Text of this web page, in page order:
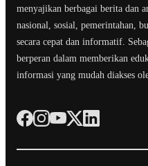
menyajikan berbagai berita dan
nasional, sosial, pemerintahan,
secara cepat dan informatif.
berperan dalam memberikan
informasi yang mudah diakses